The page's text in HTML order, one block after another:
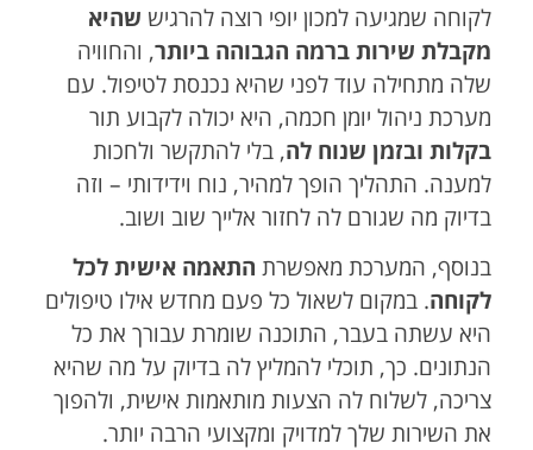
לקוחה שמגיעה למכון יופי רוצה להרגיש שהיא
מקבלת שירות ברמה הגבוהה ביותר, והחוויה
שלה מתחילה עוד לפני שהיא נכנסת לטיפול. עם
מערכת ניהול יומן חכמה, היא יכולה לקבוע תור
בקלות ובזמן שנוח לה, בלי להתקשר ולחכות
למענה. התהליך הופך למהיר, נוח וידידותי – וזה
בדיוק מה שגורם לה לחזור אלייך שוב ושוב.
בנוסף, המערכת מאפשרת התאמה אישית לכל
לקוחה. במקום לשאול כל פעם מחדש אילו טיפולים
היא עשתה בעבר, התוכנה שומרת עבורך את כל
הנתונים. כך, תוכלי להמליץ לה בדיוק על מה שהיא
צריכה, לשלוח לה הצעות מותאמות אישית, ולהפוך
את השירות שלך למדויק ומקצועי הרבה יותר.